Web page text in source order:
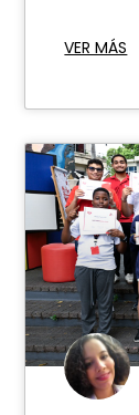
VER MÁS